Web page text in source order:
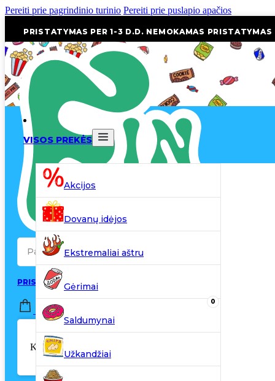
Pereiti prie pagrindinio turinio Pereiti prie puslapio apačios
PRISTATYMAS PER 1-3 D.D. NEMOKAMAS PRISTATYMAS
Search
PRISIJUNGTI / REGISTRUOTIS
0,00€
Krepšelyje nėra produktų.
0
VISOS PREKĖS
Akcijos
Dovanų idėjos
Ekstremaliai aštru
Gėrimai
Saldumynai
Užkandžiai